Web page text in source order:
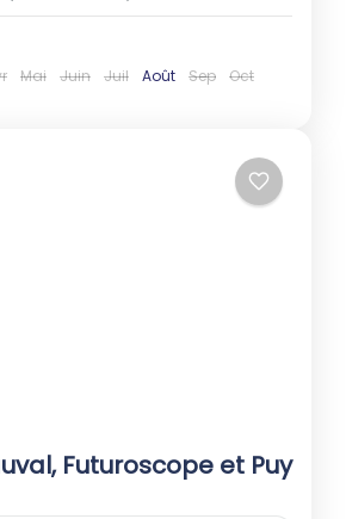
Mai Juin Juil Août Sep
Oct
Futuroscope et Puy